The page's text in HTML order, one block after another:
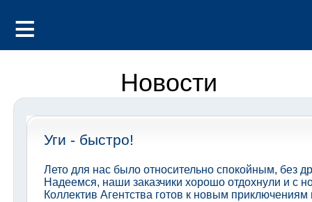
Новости
Уги - быстро!
Лето для нас было относительно спокойным, без
Надеемся, наши заказчики хорошо отдохнули и с
Коллектив Агентства готов к новым